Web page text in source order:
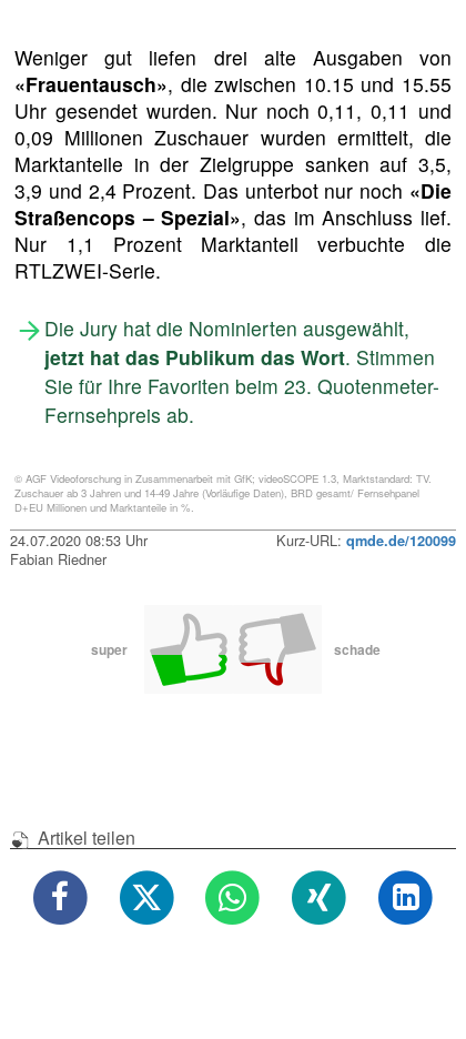
Weniger gut liefen drei alte Ausgaben von
«Frauentausch», die zwischen 10.15 und 15.55
Uhr gesendet wurden. Nur noch 0,11, 0,11 und
0,09 Millionen Zuschauer wurden ermittelt, die
Marktanteile in der Zielgruppe sanken auf 3,5,
3,9 und 2,4 Prozent. Das unterbot nur noch «Die
Straßencops – Spezial», das im Anschluss lief.
Nur 1,1 Prozent Marktanteil verbuchte die
RTLZWEI-Serie.
Die Jury hat die Nominierten ausgewählt,
jetzt hat das Publikum das Wort. Stimmen
Sie für Ihre Favoriten beim 23. Quotenmeter-
Fernsehpreis ab.
© AGF Videoforschung in Zusammenarbeit mit GfK; videoSCOPE 1.3, Marktstandard: TV.
Zuschauer ab 3 Jahren und 14-49 Jahre (Vorläufige Daten), BRD gesamt/ Fernsehpanel
D+EU Millionen und Marktanteile in %.
24.07.2020 08:53 Uhr Kurz-URL: qmde.de/120099
Fabian Riedner
super schade
Artikel teilen